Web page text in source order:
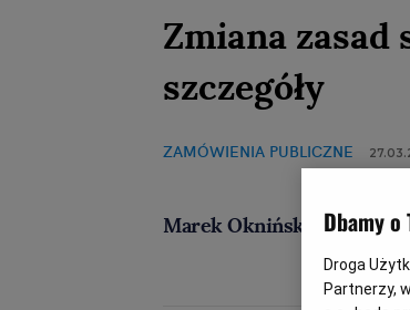
Zmiana zasad
szczegóły
ZAMÓWIENIA PUBLICZNE
Marek Okniński Dbamy o
Droga
Partnerzy,